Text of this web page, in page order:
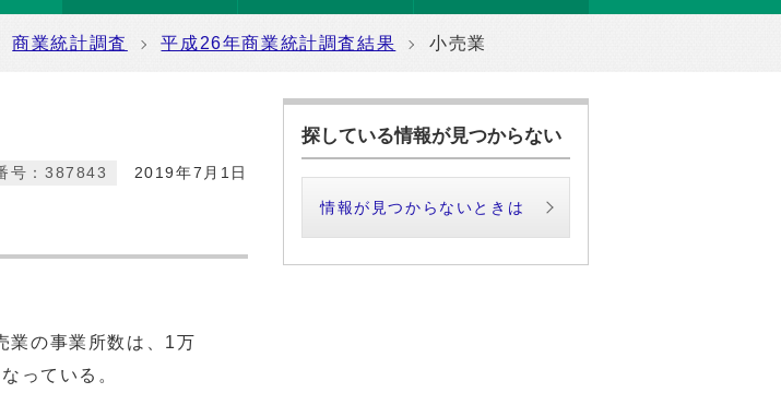
商業統計調査 平成26年商業統計調査結果 小売業
2019年7月1日
号：387843
の事業所数は、1万
っている。
探している情報が見つからない
情報が見つからないときは